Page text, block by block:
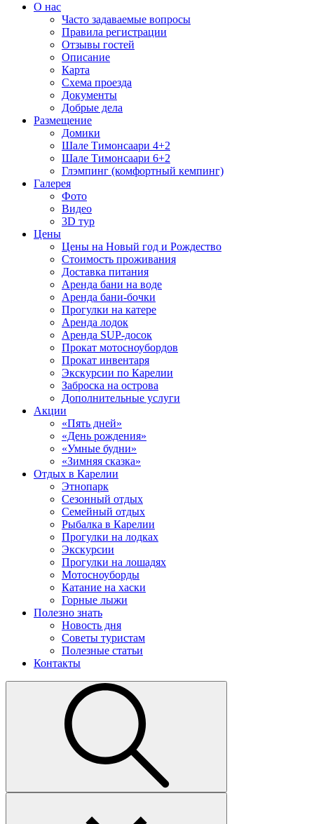
О нас
Часто задаваемые вопросы
Правила регистрации
Отзывы гостей
Описание
Карта
Схема проезда
Документы
Добрые дела
Размещение
Домики
Шале Тимонсаари 4+2
Шале Тимонсаари 6+2
Глэмпинг (комфортный кемпинг)
Галерея
Фото
Видео
3D тур
Цены
Цены на Новый год и Рождество
Стоимость проживания
Доставка питания
Аренда бани на воде
Аренда бани-бочки
Прогулки на катере
Аренда лодок
Аренда SUP-досок
Прокат мотосноубордов
Прокат инвентаря
Экскурсии по Карелии
Заброска на острова
Дополнительные услуги
Акции
«Пять дней»
«День рождения»
«Умные будни»
«Зимняя сказка»
Отдых в Карелии
Этнопарк
Сезонный отдых
Семейный отдых
Рыбалка в Карелии
Прогулки на лодках
Экскурсии
Прогулки на лошадях
Мотосноуборды
Катание на хаски
Горные лыжи
Полезно знать
Новость дня
Советы туристам
Полезные статьи
Контакты